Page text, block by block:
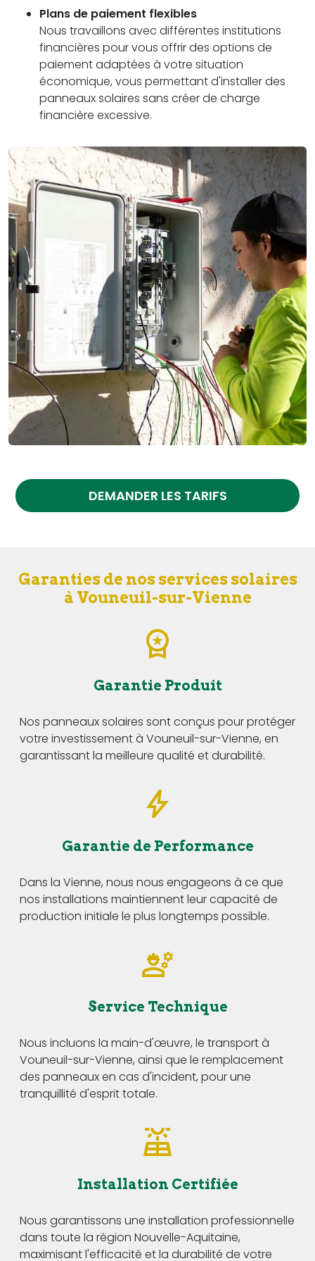
Plans de paiement flexibles
Nous travaillons avec différentes institutions
financières pour vous offrir des options de
paiement adaptées à votre situation
économique, vous permettant d'installer des
panneaux solaires sans créer de charge
financière excessive.
DEMANDER LES TARIFS
Garanties de nos services solaires
à Vouneuil-sur-Vienne
Garantie Produit
Nos panneaux solaires sont conçus pour protéger
votre investissement à Vouneuil-sur-Vienne, en
garantissant la meilleure qualité et durabilité.
Garantie de Performance
Dans la Vienne, nous nous engageons à ce que
nos installations maintiennent leur capacité de
production initiale le plus longtemps possible.
Service Technique
Nous incluons la main-d'œuvre, le transport à
Vouneuil-sur-Vienne, ainsi que le remplacement
des panneaux en cas d'incident, pour une
tranquillité d'esprit totale.
Installation Certifiée
Nous garantissons une installation professionnelle
dans toute la région Nouvelle-Aquitaine,
maximisant l'efficacité et la durabilité de votre